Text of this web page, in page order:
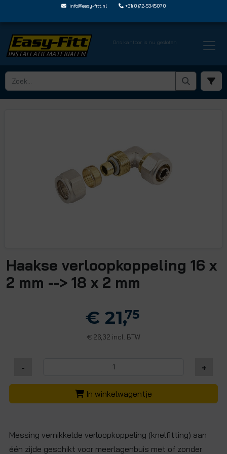
info@easy-fitt.nl +31(0)72-5345070
Ons kantoor is nu gesloten
HOME › KNELKOPPELINGEN › HAAKSE KNELKOPPELINGEN › EF AC211618X2
Haakse verloopkoppeling 16 x
2 mm --> 18 x 2 mm
€ 21,75
€ 26,32 incl. BTW
- +
In winkelwagentje
Messing vernikkelde verloopkoppeling (knelfitting) aan
één zijde geschikt voor meerlagenbuis met of zonder